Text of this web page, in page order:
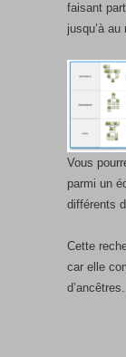
faisant
jusqu’à
Vous
parmi un
différents
Cette
car elle
d’ancêtres.